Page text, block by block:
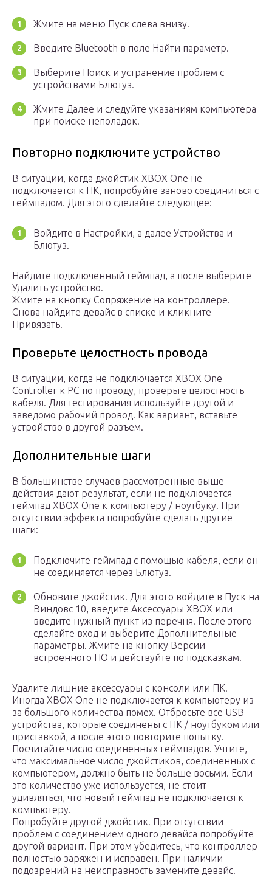
Жмите на меню Пуск слева внизу.
Введите Bluetooth в поле Найти параметр.
Выберите Поиск и устранение проблем с
устройствами Блютуз.
Жмите Далее и следуйте указаниям компьютера
при поиске неполадок.
Повторно подключите устройство
В ситуации, когда джойстик XBOX One не
подключается к ПК, попробуйте заново соединиться с
геймпадом. Для этого сделайте следующее:
Войдите в Настройки, а далее Устройства и
Блютуз.
Найдите подключенный геймпад, а после выберите
Удалить устройство.
Жмите на кнопку Сопряжение на контроллере.
Снова найдите девайс в списке и кликните
Привязать.
Проверьте целостность провода
В ситуации, когда не подключается XBOX One
Controller к PC по проводу, проверьте целостность
кабеля. Для тестирования используйте другой и
заведомо рабочий провод. Как вариант, вставьте
устройство в другой разъем.
Дополнительные шаги
В большинстве случаев рассмотренные выше
действия дают результат, если не подключается
геймпад XBOX One к компьютеру / ноутбуку. При
отсутствии эффекта попробуйте сделать другие
шаги:
Подключите геймпад с помощью кабеля, если он
не соединяется через Блютуз.
Обновите джойстик. Для этого войдите в Пуск на
Виндовс 10, введите Аксессуары XBOX или
введите нужный пункт из перечня. После этого
сделайте вход и выберите Дополнительные
параметры. Жмите на кнопку Версии
встроенного ПО и действуйте по подсказкам.
Удалите лишние аксессуары с консоли или ПК.
Иногда XBOX One не подключается к компьютеру из-
за большого количества помех. Отбросьте все USB-
устройства, которые соединены с ПК / ноутбуком или
приставкой, а после этого повторите попытку.
Посчитайте число соединенных геймпадов. Учтите,
что максимальное число джойстиков, соединенных с
компьютером, должно быть не больше восьми. Если
это количество уже используется, не стоит
удивляться, что новый геймпад не подключается к
компьютеру.
Попробуйте другой джойстик. При отсутствии
проблем с соединением одного девайса попробуйте
другой вариант. При этом убедитесь, что контроллер
полностью заряжен и исправен. При наличии
подозрений на неисправность замените девайс.